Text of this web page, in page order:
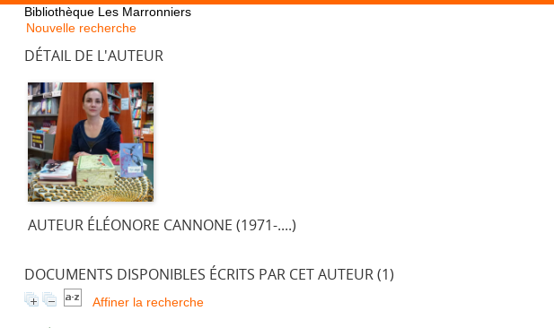
Bibliothèque Les Marronniers
Nouvelle recherche
DÉTAIL DE L'AUTEUR
AUTEUR ÉLÉONORE CANNONE (1971-....)
DOCUMENTS DISPONIBLES ÉCRITS PAR CET AUTEUR (1)
Affiner la recherche